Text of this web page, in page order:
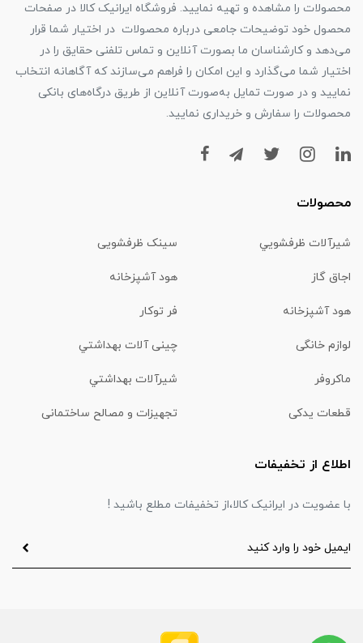
محصولات را مشاهده و تهیه نمایید. فروشگاه ایرانیک کالا در صفحات
محصول خود توضیحات جامعی درباره محصولات در اختیار شما قرار
می‌دهد و کارشناسان ما بصورت آنلاین و تماس تلفنی حقایق را در
اختیار شما می‌گذارد و این امکان را فراهم می‌سازند که آگاهانه انتخاب
نمایید و در صورت تمایل به‌صورت آنلاین از طریق درگاه‌های بانکی
محصولات را سفارش و خریداری نمایید.
محصولات
شیرآلات ظرفشويي سینک ظرفشویی
اجاق گاز هود آشپزخانه
هود آشپزخانه فر توکار
لوازم خانگی چینی آلات بهداشتي
ماكروفر شیرآلات بهداشتي
قطعات یدکی تجهیزات و مصالح ساختمانی
اطلاع از تخفیفات
با عضویت در ایرانیک کالا،از تخفیفات مطلع باشید !